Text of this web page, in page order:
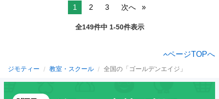
1 2 3 次へ
全149件中 1-50件表示
ページTOPへ
ジモティー 教室・スクール 全国の「ゴールデンエイジ」